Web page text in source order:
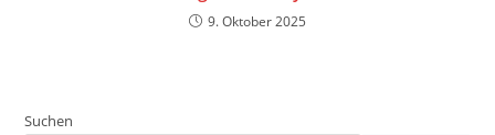
9. Oktober 2025
Suchen